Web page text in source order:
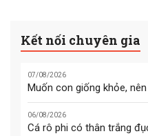
Kết nối chuyên gia
07/08/2026
Muốn con giống khỏe,
06/08/2026
Cá rô phi có thân trắng